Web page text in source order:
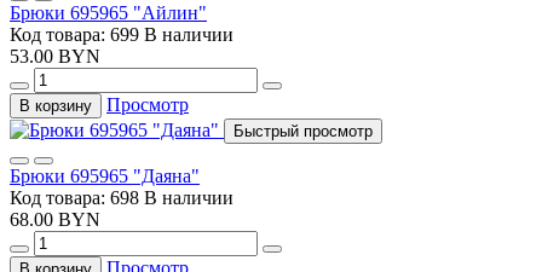
Брюки 695965 "Айлин"
Код товара: 699 В наличии
53.00 BYN
В корзину Просмотр
Быстрый просмотр
Брюки 695965 "Даяна"
Код товара: 698 В наличии
68.00 BYN
Просмотр